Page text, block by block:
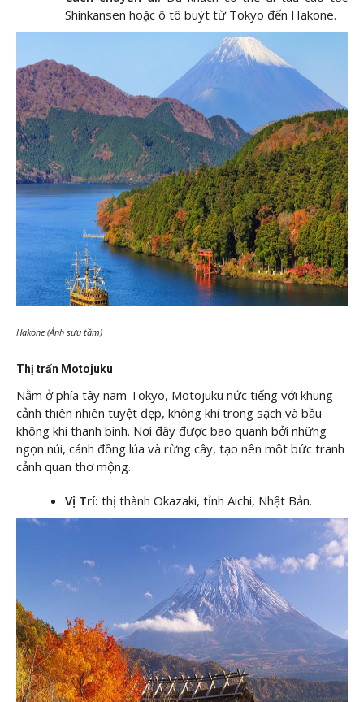
Shinkansen hoặc ô tô buýt từ Tokyo đến Hakone.
Hakone (Ảnh sưu tầm)
Thị trấn Motojuku
Nằm ở phía tây nam Tokyo, Motojuku nức tiếng với khung
cảnh thiên nhiên tuyệt đẹp, không khí trong sạch và bầu
không khí thanh bình. Nơi đây được bao quanh bởi những
ngọn núi, cánh đồng lúa và rừng cây, tạo nên một bức tranh
cảnh quan thơ mộng.
Vị Trí: thị thành Okazaki, tỉnh Aichi, Nhật Bản.